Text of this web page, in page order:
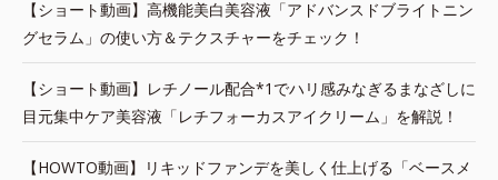
【ショート動画】高機能美白美容液「アドバンスドブライトニン
グセラム」の使い方＆テクスチャーをチェック！
【ショート動画】レチノール配合*1でハリ感みなぎるまなざしに
目元集中ケア美容液「レチフォーカスアイクリーム」を解説！
【HOWTO動画】リキッドファンデを美しく仕上げる「ベースメ